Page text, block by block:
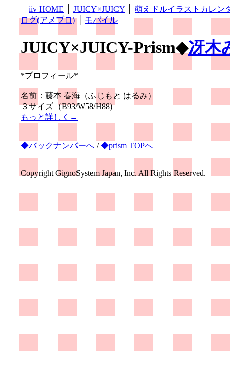
iiv HOME│JUICY×JUICY│萌えドルイラストカレン
ログ(アメブロ)│モバイル
JUICY×JUICY-Prism◆冴木
*プロフィール*
名前：藤本 春海（ふじもと はるみ）
３サイズ（B93/W58/H88)
もっと詳しく→
◆バックナンバーへ/◆prism TOPへ
Copyright GignoSystem Japan, Inc. All Rights Reserved.